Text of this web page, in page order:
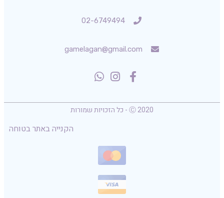
02-6749494
gamelagan@gmail.com
Ⓒ 2020 - כל הזכויות שמורות
הקנייה באתר בטוחה